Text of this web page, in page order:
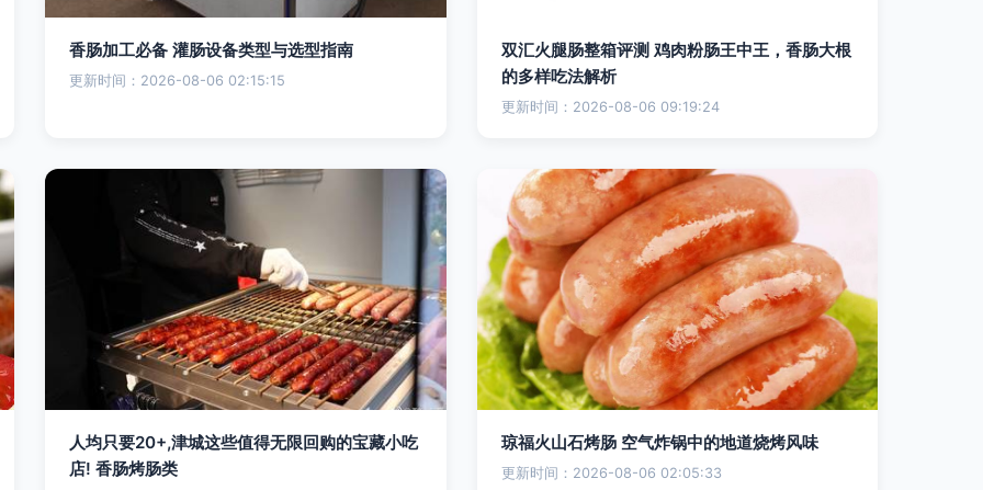
香肠加工必备 灌肠设备类型与选型指南
更新时间：2026-08-06 02:15:15
双汇火腿肠整箱评测 鸡肉粉肠王中王，香肠大根
的多样吃法解析
更新时间：2026-08-06 09:19:24
人均只要20+,津城这些值得无限回购的宝藏小吃
店! 香肠烤肠类
琼福火山石烤肠 空气炸锅中的地道烧烤风味
更新时间：2026-08-06 02:05:33